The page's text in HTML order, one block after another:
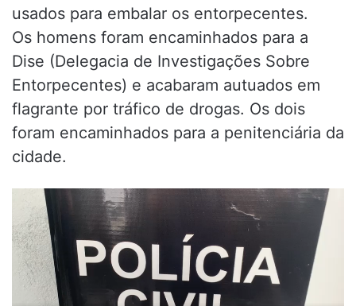
usados para embalar os entorpecentes.
Os homens foram encaminhados para a
Dise (Delegacia de Investigações Sobre
Entorpecentes) e acabaram autuados em
flagrante por tráfico de drogas. Os dois
foram encaminhados para a penitenciária da
cidade.